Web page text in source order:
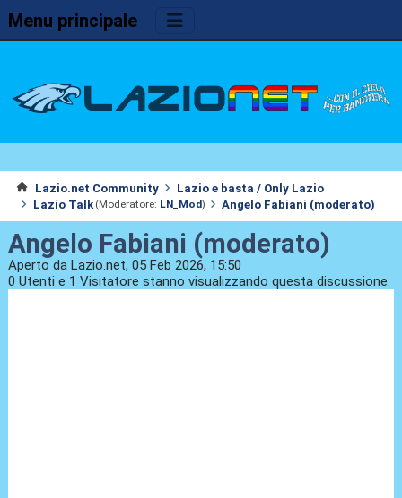
Menu principale
Lazio.net Community
Lazio e basta / Only Lazio
Lazio Talk (Moderatore: LN_Mod) Angelo Fabiani (moderato)
Angelo Fabiani (moderato)
Aperto da Lazio.net, 05 Feb 2026, 15:50
0 Utenti e 1 Visitatore stanno visualizzando questa discussione.